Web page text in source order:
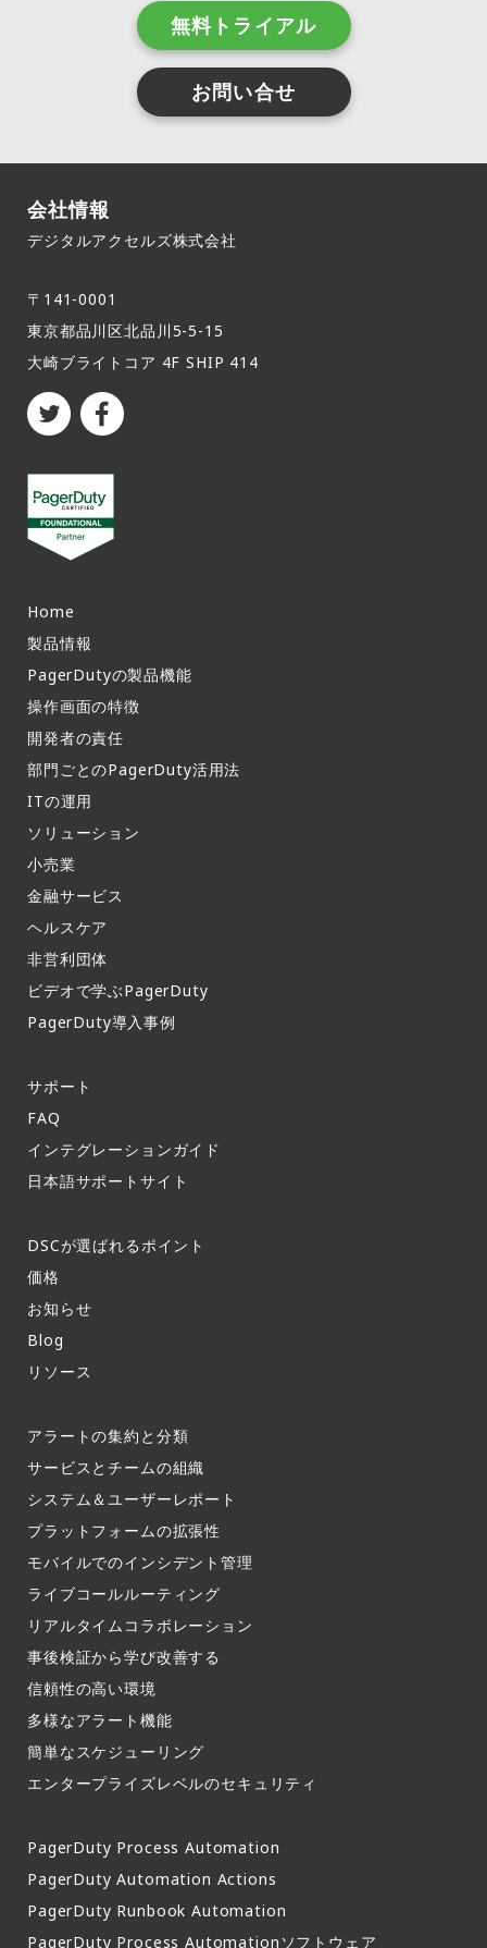
無料トライアル
お問い合せ
会社情報
デジタルアクセルズ株式会社
〒141-0001
東京都品川区北品川5-5-15​
大崎ブライトコア 4F SHIP 414
Home
製品情報​
PagerDutyの製品機能​
操作画面の特徴​
開発者の責任
部門ごとのPagerDuty活用法​
ITの運用​
ソリューション
小売業
金融サービス
ヘルスケア
非営利団体
ビデオで学ぶPagerDuty
PagerDuty導入事例​
サポート​
FAQ​
インテグレーションガイド​
日本語サポートサイト​
DSCが選ばれるポイント
価格
お知らせ​
Blog
リソース
アラートの集約と分類​
サービスとチームの組織​
システム＆ユーザーレポート​
プラットフォームの拡張性
モバイルでのインシデント管理​
ライブコールルーティング​
リアルタイムコラボレーション​
事後検証から学び改善する
信頼性の高い環境​
多様なアラート機能​
簡単なスケジューリング​
エンタープライズレベルのセキュリティ
PagerDuty Process Automation
PagerDuty Automation Actions
PagerDuty Runbook Automation
PagerDuty Process Automationソフトウェア